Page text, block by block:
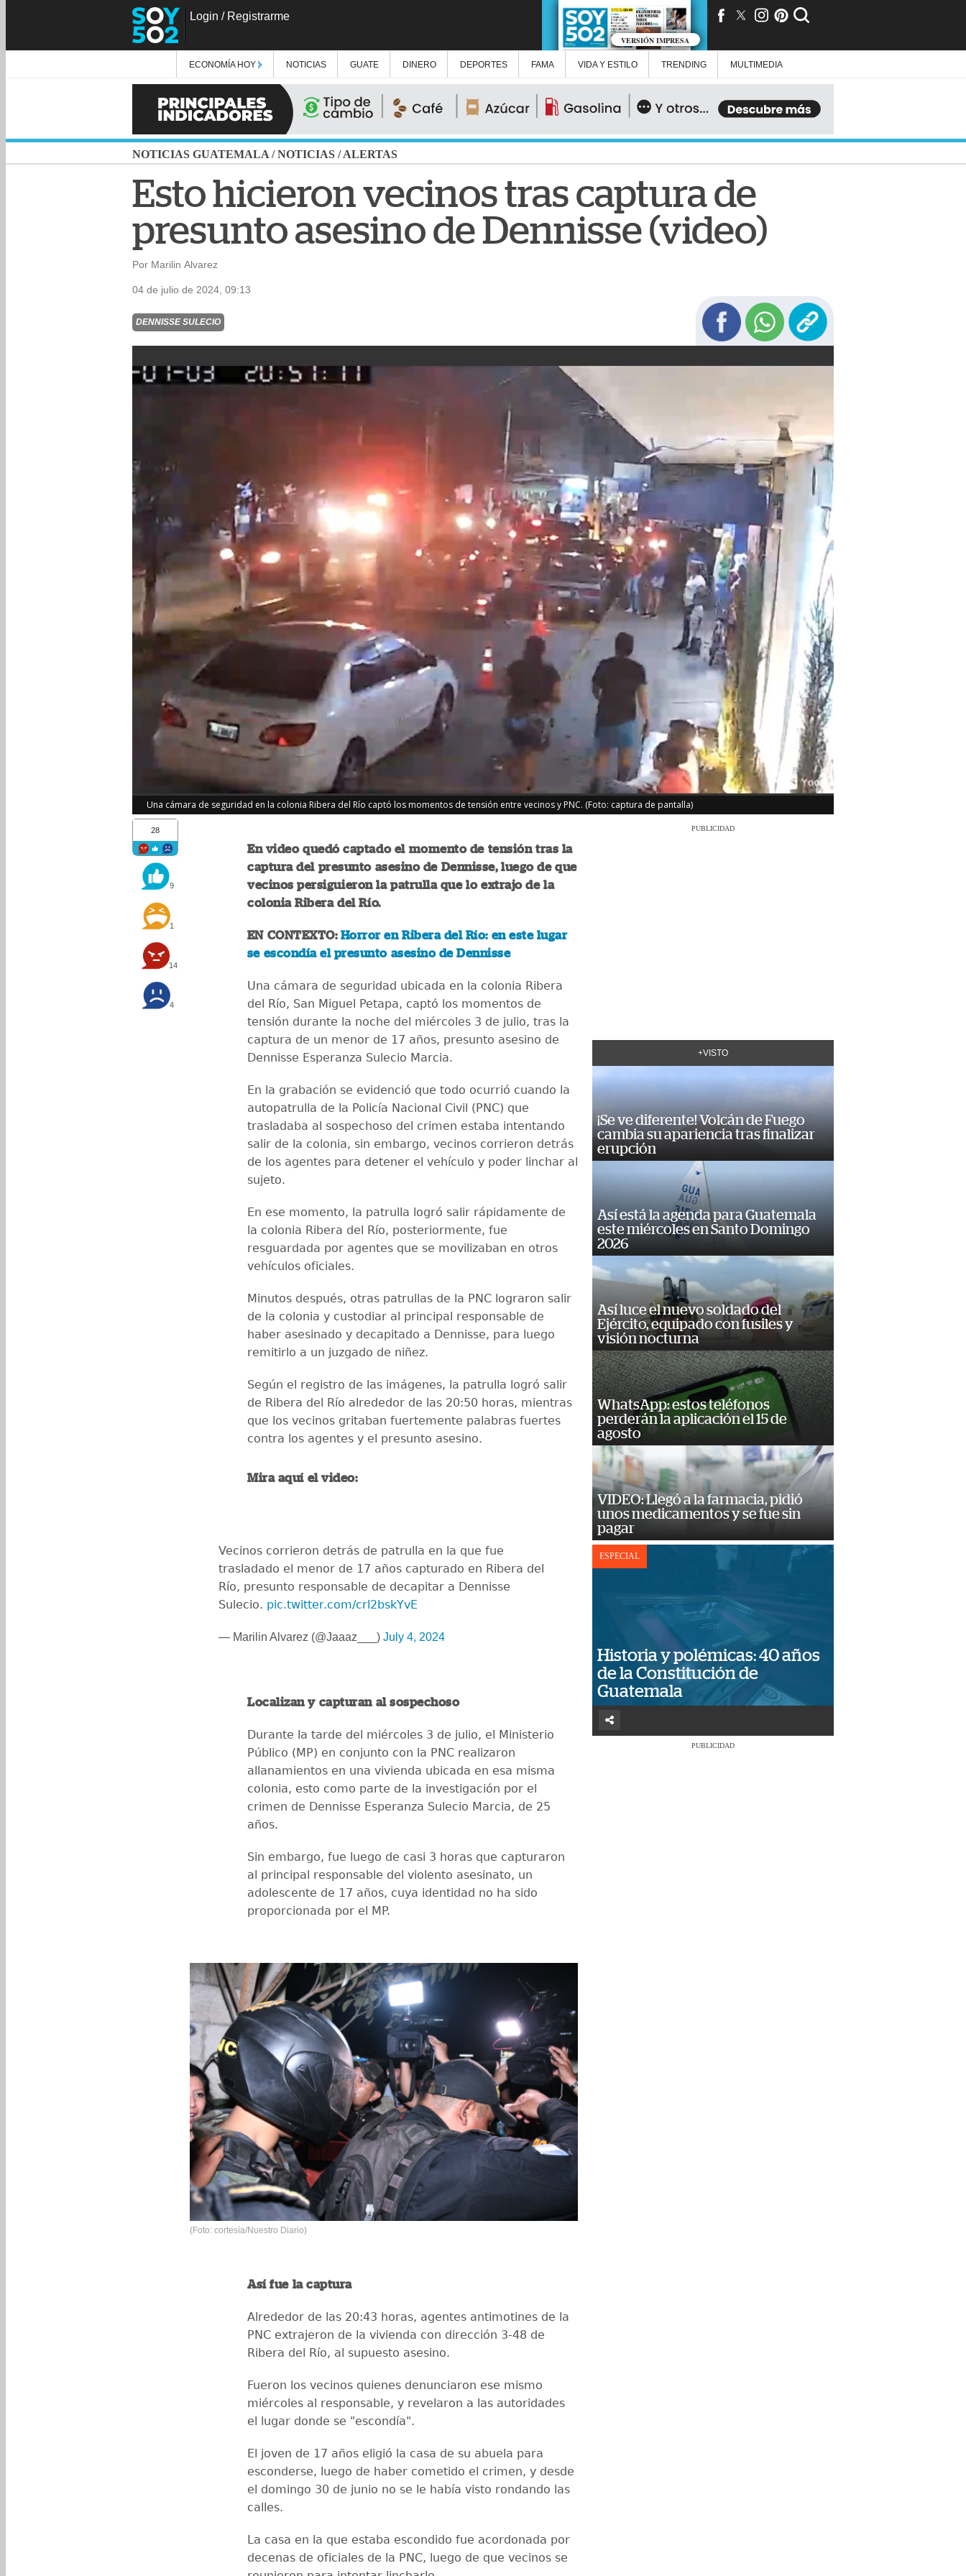
Login / Registrarme
VERSIÓN IMPRESA
ECONOMÍA HOY NOTICIAS GUATE DINERO DEPORTES FAMA VIDA Y ESTILO TRENDING MULTIMEDIA
NOTICIAS GUATEMALA /NOTICIAS /ALERTAS
Esto hicieron vecinos tras captura de
presunto asesino de Dennisse (video)
Por Marilin Alvarez
04 de julio de 2024, 09:13
DENNISSE SULECIO
Una cámara de seguridad en la colonia Ribera del Río captó los momentos de tensión entre vecinos y PNC. (Foto: captura de pantalla)
28
9
1
14
4
En video quedó captado el momento de tensión tras la
captura del presunto asesino de Dennisse, luego de que
vecinos persiguieron la patrulla que lo extrajo de la
colonia Ribera del Río.
EN CONTEXTO: Horror en Ribera del Río: en este lugar
se escondía el presunto asesino de Dennisse
Una cámara de seguridad ubicada en la colonia Ribera
del Río, San Miguel Petapa, captó los momentos de
tensión durante la noche del miércoles 3 de julio, tras la
captura de un menor de 17 años, presunto asesino de
Dennisse Esperanza Sulecio Marcia.
En la grabación se evidenció que todo ocurrió cuando la
autopatrulla de la Policía Nacional Civil (PNC) que
trasladaba al sospechoso del crimen estaba intentando
salir de la colonia, sin embargo, vecinos corrieron detrás
de los agentes para detener el vehículo y poder linchar al
sujeto.
En ese momento, la patrulla logró salir rápidamente de
la colonia Ribera del Río, posteriormente, fue
resguardada por agentes que se movilizaban en otros
vehículos oficiales.
Minutos después, otras patrullas de la PNC lograron salir
de la colonia y custodiar al principal responsable de
haber asesinado y decapitado a Dennisse, para luego
remitirlo a un juzgado de niñez.
Según el registro de las imágenes, la patrulla logró salir
de Ribera del Río alrededor de las 20:50 horas, mientras
que los vecinos gritaban fuertemente palabras fuertes
contra los agentes y el presunto asesino.
Mira aquí el video:
Vecinos corrieron detrás de patrulla en la que fue
trasladado el menor de 17 años capturado en Ribera del
Río, presunto responsable de decapitar a Dennisse
Sulecio. pic.twitter.com/crl2bskYvE
— Marilin Alvarez (@Jaaaz___) July 4, 2024
Localizan y capturan al sospechoso
Durante la tarde del miércoles 3 de julio, el Ministerio
Público (MP) en conjunto con la PNC realizaron
allanamientos en una vivienda ubicada en esa misma
colonia, esto como parte de la investigación por el
crimen de Dennisse Esperanza Sulecio Marcia, de 25
años.
Sin embargo, fue luego de casi 3 horas que capturaron
al principal responsable del violento asesinato, un
adolescente de 17 años, cuya identidad no ha sido
proporcionada por el MP.
(Foto: cortesía/Nuestro Diario)
Así fue la captura
Alrededor de las 20:43 horas, agentes antimotines de la
PNC extrajeron de la vivienda con dirección 3-48 de
Ribera del Río, al supuesto asesino.
Fueron los vecinos quienes denunciaron ese mismo
miércoles al responsable, y revelaron a las autoridades
el lugar donde se "escondía".
El joven de 17 años eligió la casa de su abuela para
esconderse, luego de haber cometido el crimen, y desde
el domingo 30 de junio no se le había visto rondando las
calles.
La casa en la que estaba escondido fue acordonada por
decenas de oficiales de la PNC, luego de que vecinos se
PUBLICIDAD
+VISTO
¡Se ve diferente! Volcán de Fuego
cambia su apariencia tras finalizar
erupción
Así está la agenda para Guatemala
este miércoles en Santo Domingo
2026
Así luce el nuevo soldado del
Ejército, equipado con fusiles y
visión nocturna
WhatsApp: estos teléfonos
perderán la aplicación el 15 de
agosto
VIDEO: Llegó a la farmacia, pidió
unos medicamentos y se fue sin
pagar
ESPECIAL
Historia y polémicas: 40 años
de la Constitución de
Guatemala
PUBLICIDAD